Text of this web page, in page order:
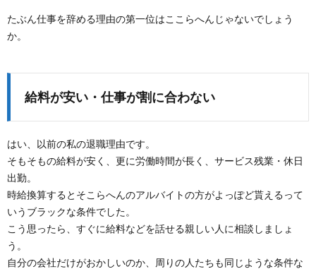
たぶん仕事を辞める理由の第一位はここらへんじゃないでしょう
か。
給料が安い・仕事が割に合わない
はい、以前の私の退職理由です。
そもそもの給料が安く、更に労働時間が長く、サービス残業・休日
出勤。
時給換算するとそこらへんのアルバイトの方がよっぽど貰えるって
いうブラックな条件でした。
こう思ったら、すぐに給料などを話せる親しい人に相談しましょ
う。
自分の会社だけがおかしいのか、周りの人たちも同じような条件な